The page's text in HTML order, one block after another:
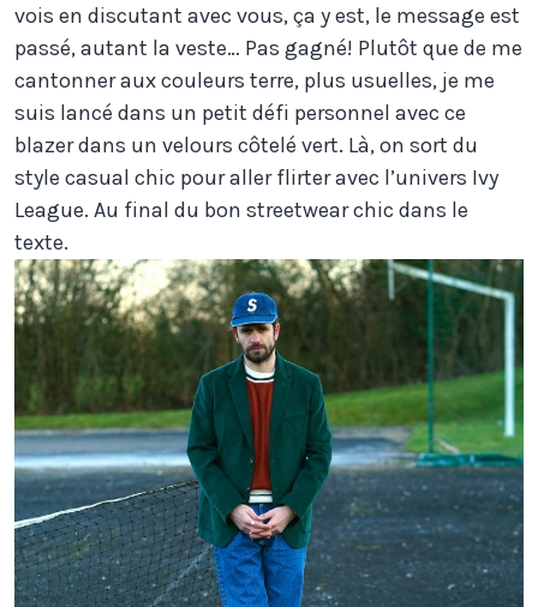
vois en discutant avec vous, ça y est, le message est
passé, autant la veste… Pas gagné! Plutôt que de me
cantonner aux couleurs terre, plus usuelles, je me
suis lancé dans un petit défi personnel avec ce
blazer dans un velours côtelé vert. Là, on sort du
style casual chic pour aller flirter avec l’univers Ivy
League. Au final du bon streetwear chic dans le
texte.